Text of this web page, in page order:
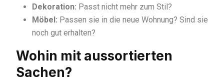
Dekoration: Passt nicht mehr zum Stil?
Möbel: Passen sie in die neue Wohnung? Sind sie
noch gut erhalten?
Wohin mit aussortierten
Sachen?